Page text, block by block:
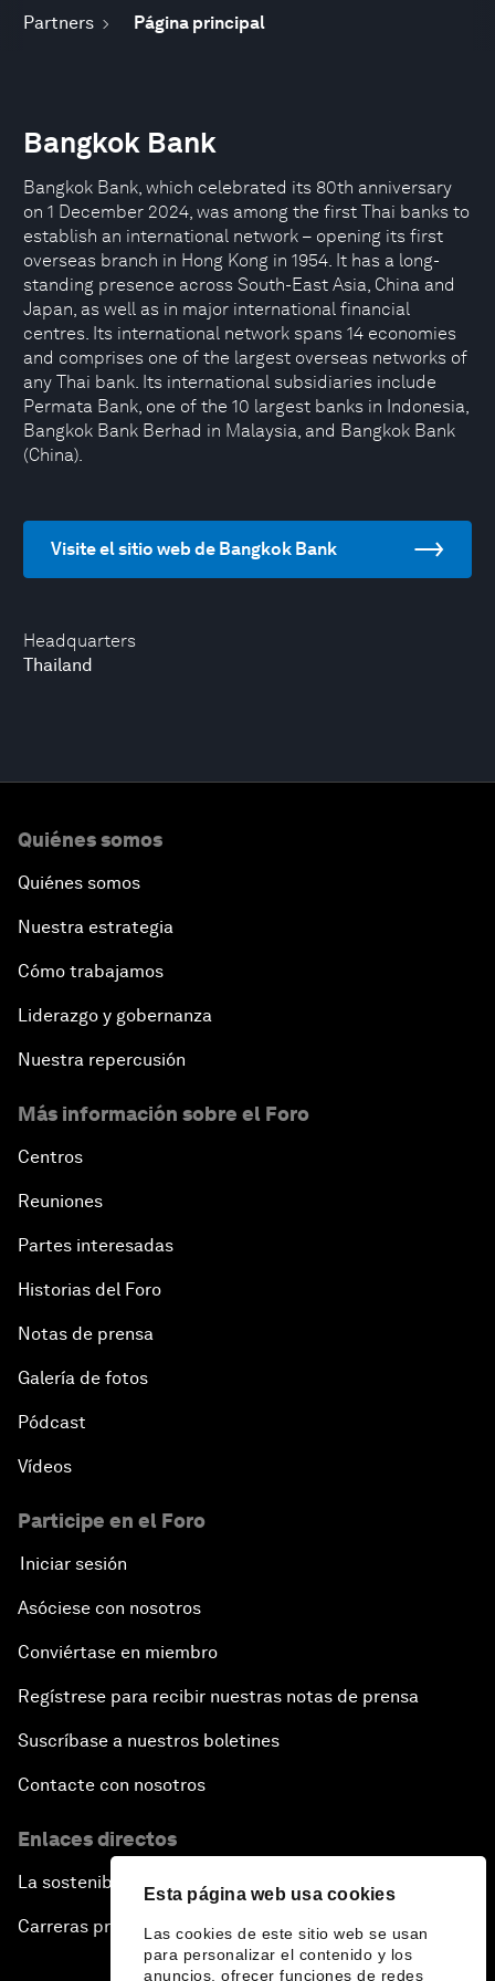
Esta página web usa cookies
Las cookies de este sitio web se usan
para personalizar el contenido y los
anuncios, ofrecer funciones de redes
Partners Página principal
Headquarters
Thailand
Bangkok Bank
Bangkok Bank, which celebrated its 80th anniversary
on 1 December 2024, was among the first Thai banks to
establish an international network – opening its first
overseas branch in Hong Kong in 1954. It has a long-
standing presence across South-East Asia, China and
Japan, as well as in major international financial
centres. Its international network spans 14 economies
and comprises one of the largest overseas networks of
any Thai bank. Its international subsidiaries include
Permata Bank, one of the 10 largest banks in Indonesia,
Bangkok Bank Berhad in Malaysia, and Bangkok Bank
(China).
Visite el sitio web de Bangkok Bank
Quiénes somos
Quiénes somos
Nuestra estrategia
Cómo trabajamos
Liderazgo y gobernanza
Nuestra repercusión
Más información sobre el Foro
Centros
Reuniones
Partes interesadas
Historias del Foro
Notas de prensa
Galería de fotos
Pódcast
Vídeos
Participe en el Foro
Iniciar sesión
Asóciese con nosotros
Conviértase en miembro
Regístrese para recibir nuestras notas de prensa
Suscríbase a nuestros boletines
Contacte con nosotros
Enlaces directos
La sostenibilidad en el Foro
Carreras profesionales